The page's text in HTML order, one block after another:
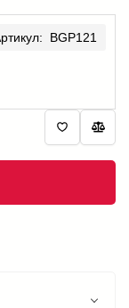
BGP121